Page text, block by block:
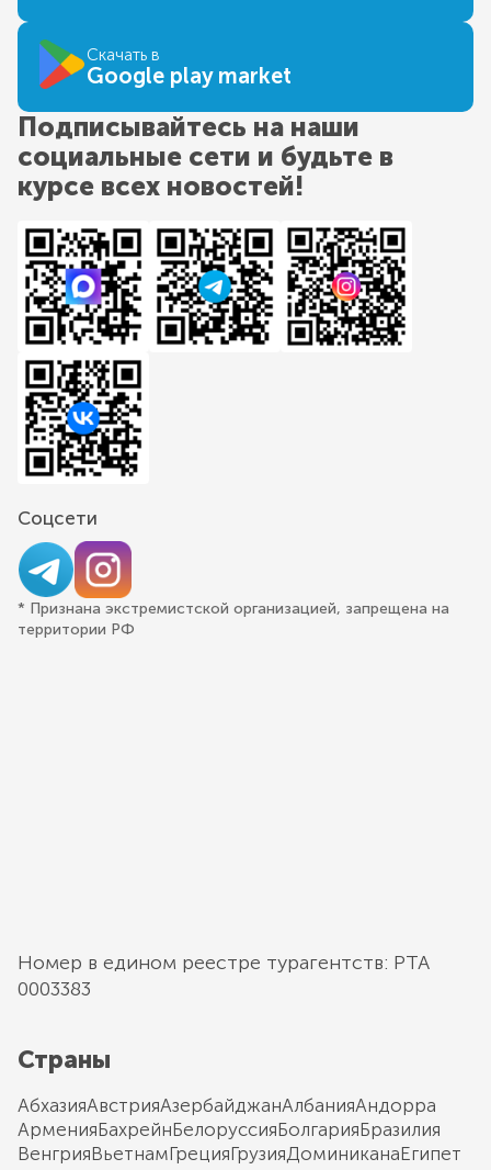
Скачать в
Google play market
Подписывайтесь на наши
социальные сети и будьте в
курсе всех новостей!
Соцсети
* Признана экстремистской организацией, запрещена на
территории РФ
Номер в едином реестре турагентств: РТА
0003383
Страны
АбхазияАвстрияАзербайджанАлбанияАндорра
АрменияБахрейнБелоруссияБолгарияБразилия
ВенгрияВьетнамГрецияГрузияДоминиканаЕгипет